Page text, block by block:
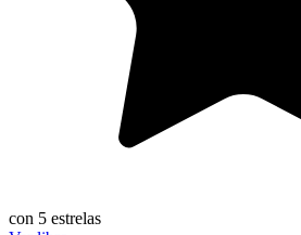
con 5 estrelas